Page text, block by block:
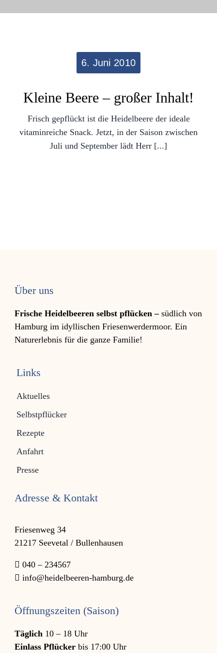
6. Juni 2010
Kleine Beere – großer Inhalt!
Frisch gepflückt ist die Heidelbeere der ideale
vitaminreiche Snack. Jetzt, in der Saison zwischen
Juli und September lädt Herr [...]
Über uns
Frische Heidelbeeren selbst pflücken –südlich von
Hamburg im idyllischen Friesen­werder­moor. Ein
Natur­erleb­nis für die ganze Familie!
Links
Aktuelles
Selbstpflücker
Rezepte
Anfahrt
Presse
Adresse & Kontakt
Friesenweg 34
21217 Seevetal / Bullenhausen
040 – 234567
info@heidelbeeren-hamburg.de
Öffnungszeiten (Saison)
Täglich10 – 18 Uhr
Einlass Pflückerbis 17:00 Uhr